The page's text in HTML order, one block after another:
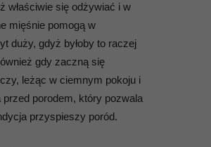
właściwie się odżywiać i w
mięśnie pomogą w
duży, gdyż byłoby to raczej
gdy zaczną się
leżąc w ciemnym pokoju i
porodem, który pozwala
przyspieszy poród.